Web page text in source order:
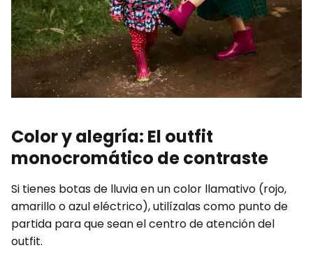
Color y alegría: El outfit
monocromático de contraste
Si tienes botas de lluvia en un color llamativo (rojo,
amarillo o azul eléctrico), utilízalas como punto de
partida para que sean el centro de atención del
outfit.